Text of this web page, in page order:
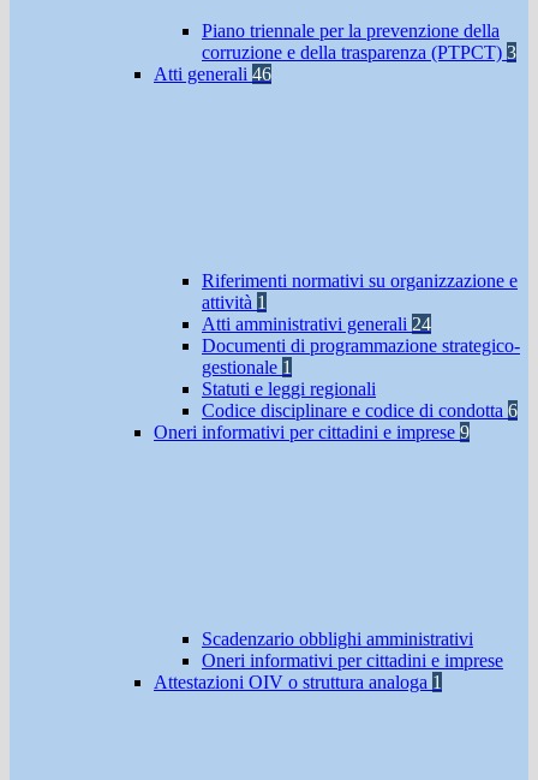
Piano triennale per la prevenzione della
corruzione e della trasparenza (PTPCT) 3
Atti generali 46
Riferimenti normativi su organizzazione e
attività 1
Atti amministrativi generali 24
Documenti di programmazione strategico-
gestionale 1
Statuti e leggi regionali
Codice disciplinare e codice di condotta 6
Oneri informativi per cittadini e imprese 9
Scadenzario obblighi amministrativi
Oneri informativi per cittadini e imprese
Attestazioni OIV o struttura analoga 1